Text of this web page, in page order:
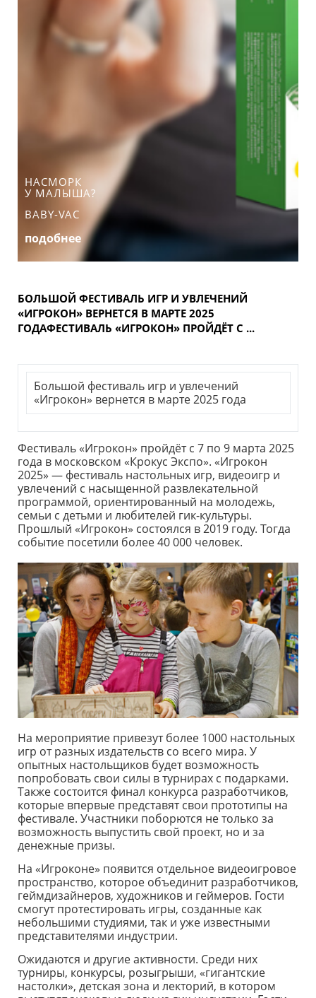
НАСМОРК
У МАЛЫША?
BABY-VAC
подобнее
БОЛЬШОЙ ФЕСТИВАЛЬ ИГР И УВЛЕЧЕНИЙ
«ИГРОКОН» ВЕРНЕТСЯ В МАРТЕ 2025
ГОДАФЕСТИВАЛЬ «ИГРОКОН» ПРОЙДЁТ С ...
Большой фестиваль игр и увлечений
«Игрокон» вернется в марте 2025 года
Фестиваль «Игрокон» пройдёт с 7 по 9 марта 2025
года в московском «Крокус Экспо». «Игрокон
2025» — фестиваль настольных игр, видеоигр и
увлечений с насыщенной развлекательной
программой, ориентированный на молодежь,
семьи с детьми и любителей гик-культуры.
Прошлый «Игрокон» состоялся в 2019 году. Тогда
событие посетили более 40 000 человек.
На мероприятие привезут более 1000 настольных
игр от разных издательств со всего мира. У
опытных настольщиков будет возможность
попробовать свои силы в турнирах с подарками.
Также состоится финал конкурса разработчиков,
которые впервые представят свои прототипы на
фестивале. Участники поборются не только за
возможность выпустить свой проект, но и за
денежные призы.
На «Игроконе» появится отдельное видеоигровое
пространство, которое объединит разработчиков,
геймдизайнеров, художников и геймеров. Гости
смогут протестировать игры, созданные как
небольшими студиями, так и уже известными
представителями индустрии.
Ожидаются и другие активности. Среди них
турниры, конкурсы, розыгрыши, «гигантские
настолки», детская зона и лекторий, в котором